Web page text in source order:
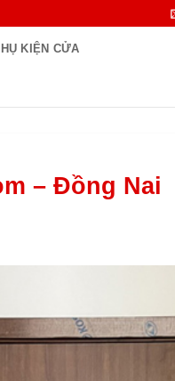
KIỆN CỬA
– Đồng Nai